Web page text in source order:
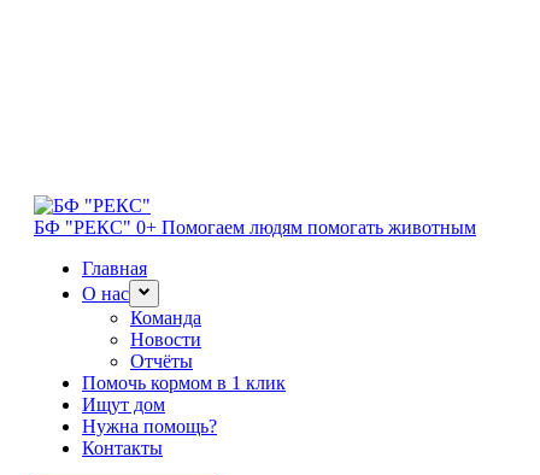
БФ "РЕКС" 0+ Помогаем людям помогать животным
Главная
О нас
Команда
Новости
Отчёты
Помочь кормом в 1 клик
Ищут дом
Нужна помощь?
Контакты